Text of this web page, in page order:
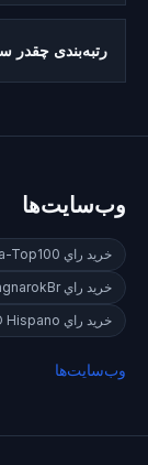
رتبه‌بندی چقدر
وب‌سایت‌ها
خريد راي Top100
خريد راي
خريد راي Hispano
وب‌سایت‌ها